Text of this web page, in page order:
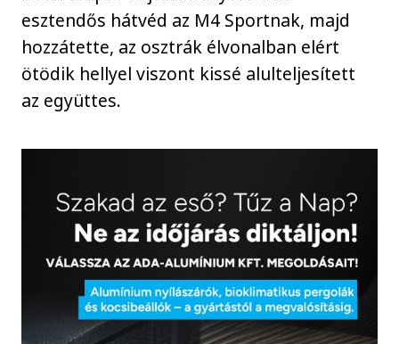
esztendős hátvéd az M4 Sportnak, majd
hozzátette, az osztrák élvonalban elért
ötödik hellyel viszont kissé alulteljesített
az együttes.